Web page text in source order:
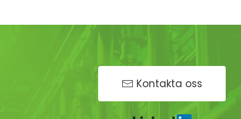
Kontakta oss